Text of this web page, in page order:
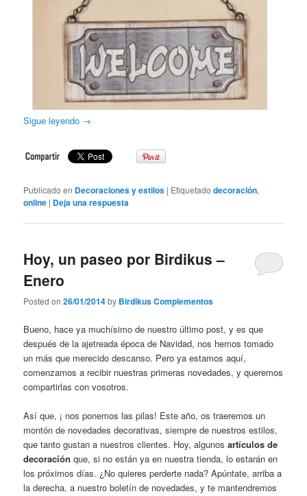
Sigue leyendo →
Publicado en Decoraciones y estilos | Etiquetado decoración,
online | Deja una respuesta
Hoy, un paseo por Birdikus –
Enero
Posted on26/01/2014by Birdikus Complementos
Bueno, hace ya muchísimo de nuestro último post, y es que
después de la ajetreada época de Navidad, nos hemos tomado
un más que merecido descanso. Pero ya estamos aquí,
comenzamos a recibir nuestras primeras novedades, y queremos
compartirlas con vosotros.
Así que, ¡ nos ponemos las pilas! Este año, os traeremos un
montón de novedades decorativas, siempre de nuestros estilos,
que tanto gustan a nuestros clientes. Hoy, algunosartículos de
decoración que, si no están ya en nuestra tienda, lo estarán en
los próximos días. ¿No quieres perderte nada? Apúntate, arriba a
la derecha, a nuestro boletín de novedades, y te mantendremos